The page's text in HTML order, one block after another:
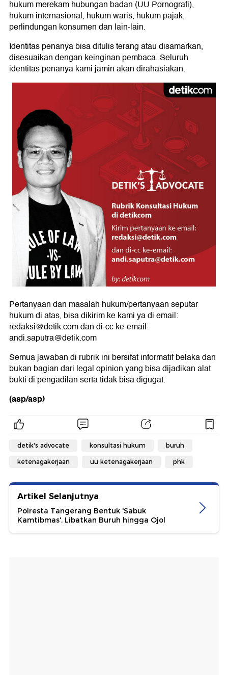
hukum merekam hubungan badan (UU Pornografi),
hukum internasional, hukum waris, hukum pajak,
perlindungan konsumen dan lain-lain.
Identitas penanya bisa ditulis terang atau disamarkan,
disesuaikan dengan keinginan pembaca. Seluruh
identitas penanya kami jamin akan dirahasiakan.
Pertanyaan dan masalah hukum/pertanyaan seputar
hukum di atas, bisa dikirim ke kami ya di email:
redaksi@detik.com dan di-cc ke-email:
andi.saputra@detik.com
Semua jawaban di rubrik ini bersifat informatif belaka dan
bukan bagian dari legal opinion yang bisa dijadikan alat
bukti di pengadilan serta tidak bisa digugat.
(asp/asp)
detik's advocate konsultasi hukum buruh
ketenagakerjaan uu ketenagakerjaan phk
Artikel Selanjutnya
Polresta Tangerang Bentuk 'Sabuk
Kamtibmas', Libatkan Buruh hingga Ojol